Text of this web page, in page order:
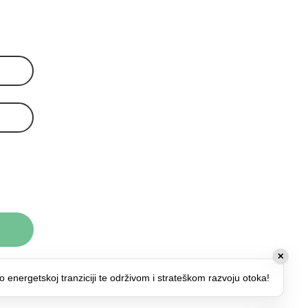
✕
energetskoj tranziciji te održivom i strateškom razvoju otoka!